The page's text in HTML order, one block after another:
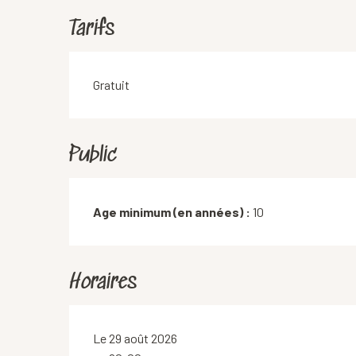
Tarifs
Gratuit
Public
Age minimum (en années) : 10
Horaires
Le 29 août 2026